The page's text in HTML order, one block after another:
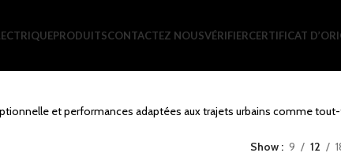
PRODUITSCONTACTEZ NOUSVÉRIFIERCERTIFICAT
et performances adaptées aux trajets urbains comme
Show 9 12